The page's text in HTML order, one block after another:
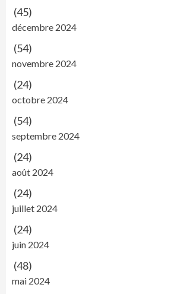
(45)
décembre 2024
(54)
novembre 2024
(24)
octobre 2024
(54)
septembre 2024
(24)
août 2024
(24)
juillet 2024
(24)
juin 2024
(48)
mai 2024